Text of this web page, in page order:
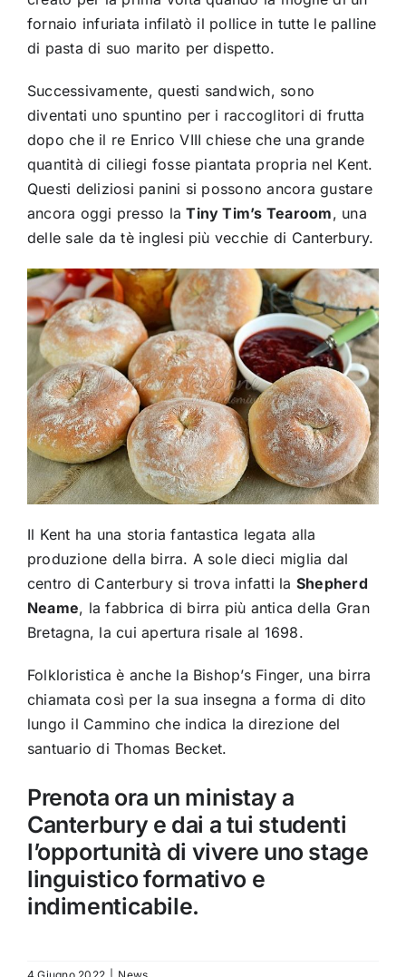
fornaio infuriata infilatò il pollice in tutte le palline
di pasta di suo marito per dispetto.
Successivamente, questi sandwich, sono
diventati uno spuntino per i raccoglitori di frutta
dopo che il re Enrico VIII chiese che una grande
quantità di ciliegi fosse piantata propria nel Kent.
Questi deliziosi panini si possono ancora gustare
ancora oggi presso laTiny Tim’s Tearoom, una
delle sale da tè inglesi più vecchie di Canterbury.
Il Kent ha una storia fantastica legata alla
produzione della birra. A sole dieci miglia dal
centro di Canterbury si trova infatti la Shepherd
Neame, la fabbrica di birra più antica della Gran
Bretagna, la cui apertura risale al 1698.
Folkloristica è anche la Bishop’s Finger, una birra
chiamata così per la sua insegna a forma di dito
lungo il Cammino che indica la direzione del
santuario di Thomas Becket.
Prenota ora un ministay a
Canterbury e dai a tui studenti
l’opportunità di vivere uno stage
linguistico formativo e
indimenticabile.